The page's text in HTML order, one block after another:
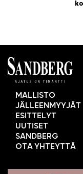
MALLISTO
JÄLLEENMYYJÄT
ESITTELYT
UUTISET
SANDBERG
OTA YHTEYTTÄ